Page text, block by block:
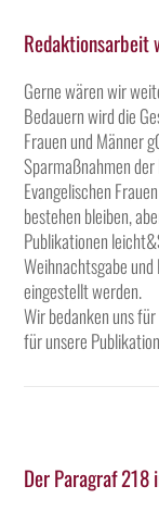
Redaktionsarbeit
Gerne wären wir
Bedauern wird die
Frauen und Männer
Sparmaßnahmen
Evangelischen
bestehen bleiben,
Publikationen
Weihnachtsgabe
eingestellt werden.
Wir bedanken uns
für unsere
Der Paragraf 218